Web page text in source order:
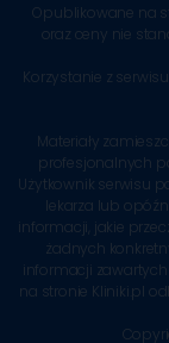
Opublikowane na
oraz ceny nie
Korzystanie z
Materiały
profesjonalnych
Użytkownik serwisu
lekarza lub
informacji, jakie
żadnych
informacji
na stronie Kliniki.pl